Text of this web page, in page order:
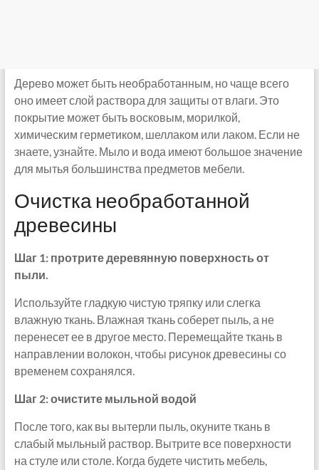
Дерево может быть необработанным, но чаще всего
оно имеет слой раствора для защиты от влаги. Это
покрытие может быть восковым, морилкой,
химическим герметиком, шеллаком или лаком. Если не
знаете, узнайте. Мыло и вода имеют большое значение
для мытья большинства предметов мебели.
Очистка необработанной
древесины
Шаг 1: протрите деревянную поверхность от
пыли.
Используйте гладкую чистую тряпку или слегка
влажную ткань. Влажная ткань соберет пыль, а не
перенесет ее в другое место. Перемещайте ткань в
направлении волокон, чтобы рисунок древесины со
временем сохранялся.
Шаг 2: очистите мыльной водой
После того, как вы вытерли пыль, окуните ткань в
слабый мыльный раствор. Вытрите все поверхности
на стуле или столе. Когда будете чистить мебель,